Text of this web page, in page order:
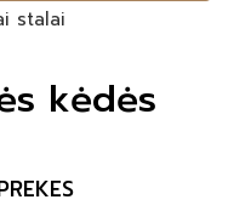
stalai
kėdės